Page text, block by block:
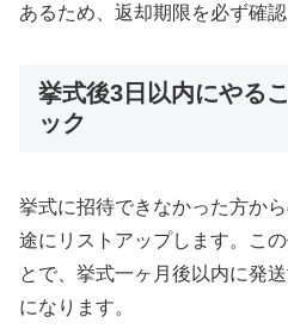
あるため、返却期限を必ず確
挙式後3日以内にやる
ック
挙式に招待できなかった方か
途にリストアップします。こ
とで、挙式一ヶ月後以内に発
になります。